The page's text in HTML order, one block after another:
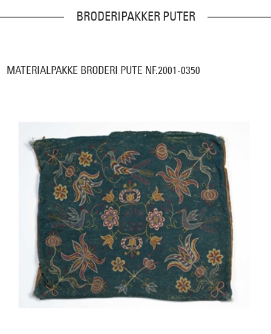
BRODERIPAKKER PUTER
MATERIALPAKKE BRODERI PUTE NF.2001-0350